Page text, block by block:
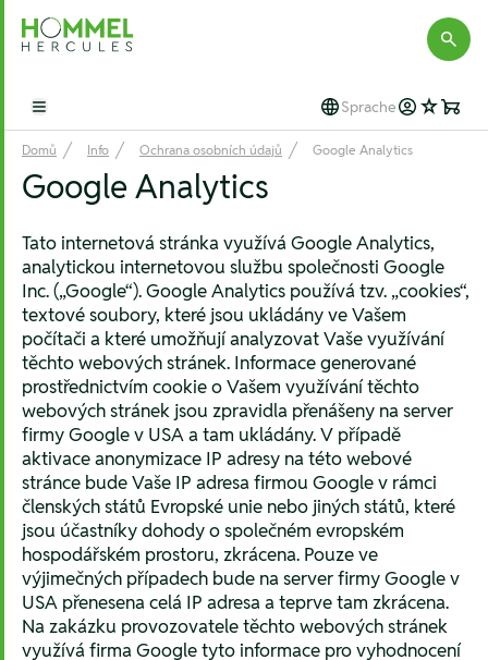
Hommel Hercules
Open main menu Sprache
Domů Info Ochrana osobních údajů Google Analytics
Google Analytics
Tato internetová stránka využívá Google Analytics,
analytickou internetovou službu společnosti Google
Inc. („Google“). Google Analytics používá tzv. „cookies“,
textové soubory, které jsou ukládány ve Vašem
počítači a které umožňují analyzovat Vaše využívání
těchto webových stránek. Informace generované
prostřednictvím cookie o Vašem využívání těchto
webových stránek jsou zpravidla přenášeny na server
firmy Google v USA a tam ukládány. V případě
aktivace anonymizace IP adresy na této webové
stránce bude Vaše IP adresa firmou Google v rámci
členských států Evropské unie nebo jiných států, které
jsou účastníky dohody o společném evropském
hospodářském prostoru, zkrácena. Pouze ve
výjimečných případech bude na server firmy Google v
USA přenesena celá IP adresa a teprve tam zkrácena.
Na zakázku provozovatele těchto webových stránek
využívá firma Google tyto informace pro vyhodnocení